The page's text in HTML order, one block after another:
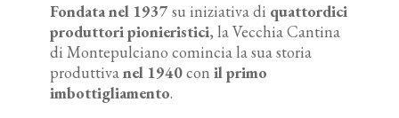
Fondata nel 1937 su iniziativa di quattordici
produttori pionieristici, la Vecchia Cantina
di Montepulciano comincia la sua storia
produttivanel 1940con il primo
imbottigliamento.